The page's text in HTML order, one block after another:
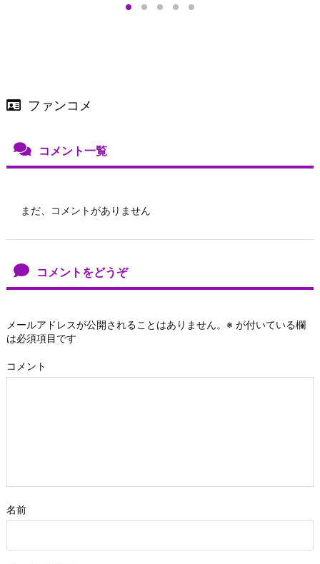
ファンコメ
コメント一覧
まだ、コメントがありません
コメントをどうぞ
メールアドレスが公開されることはありません。 ※ が付いている欄
は必須項目です
コメント
名前